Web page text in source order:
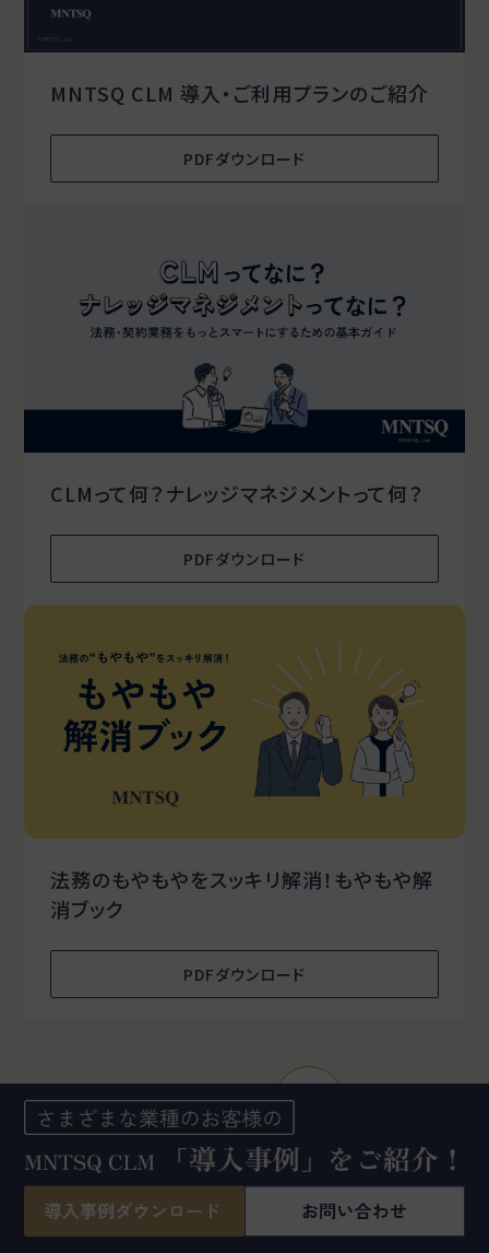
MNTSQ CLM 導入・ご利用プランのご紹介
PDFダウンロード
CLMって何？ナレッジマネジメントって何？
PDFダウンロード
法務のもやもやをスッキリ解消！もやもや解
消ブック
PDFダウンロード
一覧を見る
ホーム コラム